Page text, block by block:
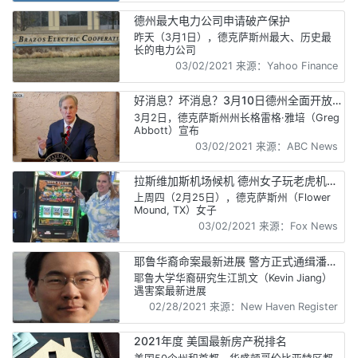
德州最大电力公司申请破产保护
昨天（3月1日），德克萨斯州最大、历史最
长的电力公司
03/02/2021 来源：Yahoo Finance
好消息？坏消息？3月10日德州全面开放
结束所有新冠限令
3月2日，德克萨斯州州长格雷格·雅培（Greg
Abbott）宣布
03/02/2021 来源：ABC News
拉斯维加斯机场候机 德州女子玩老虎机中
奖30万美金
上周四（2月25日），德克萨斯州（Flower
Mound, TX）女子
03/02/2021 来源：Fox News
耶鲁华裔命案最新进展 警方正式通缉潘勤
宣
耶鲁大学华裔研究生江凯文（Kevin Jiang）
遇害案最新进展
02/28/2021 来源：New Haven Register
2021年度 美国最新房产税排名